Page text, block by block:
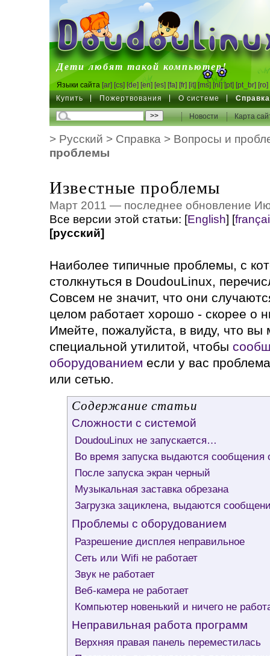
DoudouLinux
Дети любят такой компьютер!
Языки сайта [ar] [cs] [de] [en] [es] [fa] [fr] [it] [ms] [nl] [pt] [pt_br] [ro]
Купить Пожертвования О системе Справка
Новости Карта
> Русский > Справка > Вопросы и
проблемы
Известные проблемы
Март 2011 — последнее обновление
Все версии этой статьи: [English] [
[русский]
Наиболее типичные проблемы, с
столкнуться в DoudouLinux,
Совсем не значит, что они
целом работает хорошо - скорее о
Имейте, пожалуйста, в виду, что вы
специальной утилитой, чтобы
оборудованием если у вас
или сетью.
Содержание статьи
Сложности с системой
DoudouLinux не запускается…
Во время запуска выдаются сообщения
После запуска экран черный
Музыкальная заставка обрезана
Загрузка зациклена, выдаются
Проблемы с оборудованием
Разрешение дисплея неправильное
Сеть или Wifi не работает
Звук не работает
Веб-камера не работает
Компьютер новенький и ничего не
Неправильная работа программ
Верхняя правая панель переместилась